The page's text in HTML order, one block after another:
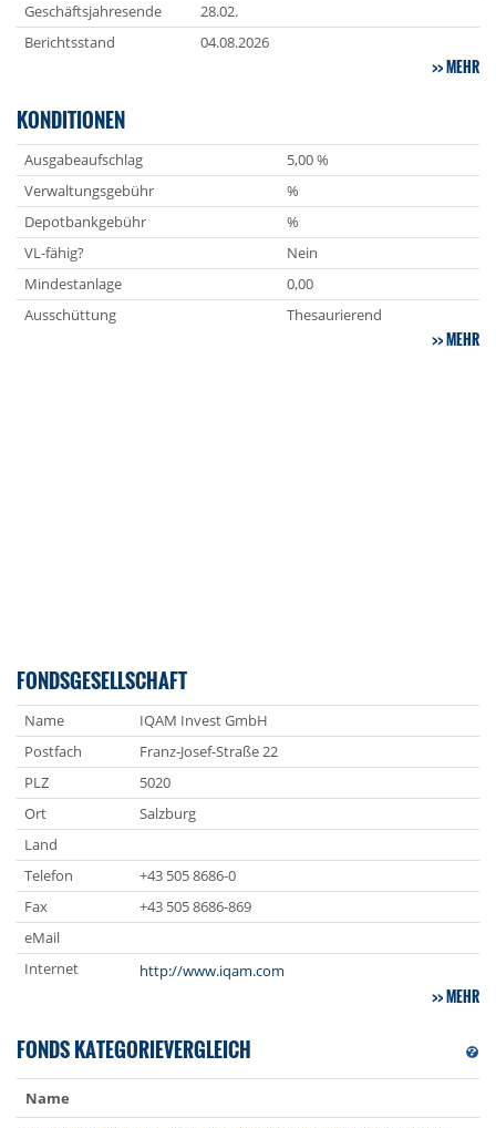
Geschäftsjahresende
28.02.
Berichtsstand
04.08.2026
MEHR
KONDITIONEN
Ausgabeaufschlag
5,00 %
Verwaltungsgebühr
%
Depotbankgebühr
%
VL-fähig?
Nein
Mindestanlage
0,00
Ausschüttung
Thesaurierend
MEHR
FONDSGESELLSCHAFT
Name
IQAM Invest GmbH
Postfach
Franz-Josef-Straße 22
PLZ
5020
Ort
Salzburg
Land
Telefon
+43 505 8686-0
Fax
+43 505 8686-869
eMail
Internet
http://www.iqam.com
MEHR
FONDS KATEGORIEVERGLEICH
Name